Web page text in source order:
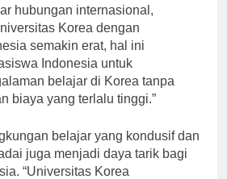
hubungan internasional,
Korea dengan
semakin erat, hal ini
Indonesia untuk
belajar di Korea tanpa
biaya yang terlalu tinggi.”
belajar yang kondusif dan
juga menjadi daya tarik bagi
“Universitas Korea